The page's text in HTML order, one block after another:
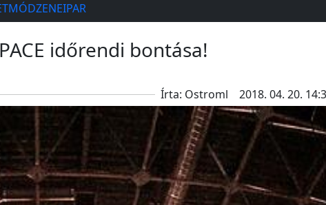
ZENEIPAR
időrendi bontása!
Írta: Ostroml 2018. 04. 20.